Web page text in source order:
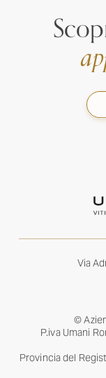
Via
©
P.iva Umani
Provincia del